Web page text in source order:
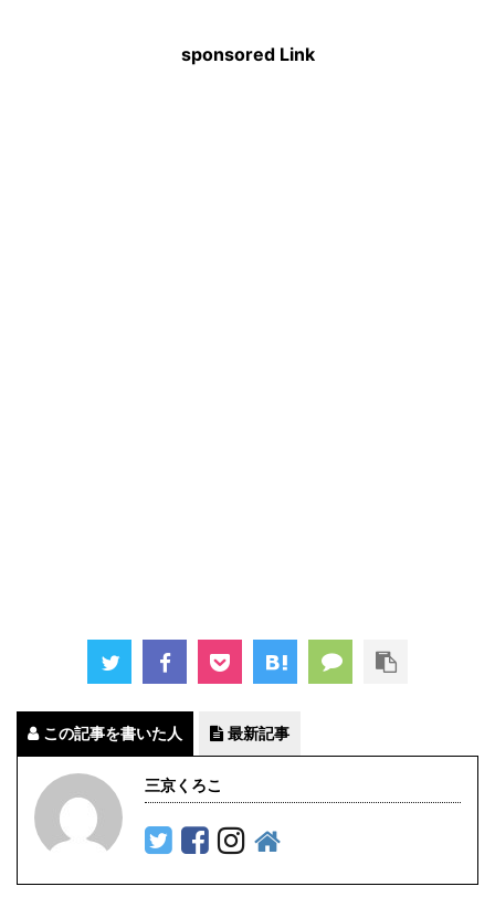
sponsored Link
この記事を書いた人 最新記事
三京くろこ